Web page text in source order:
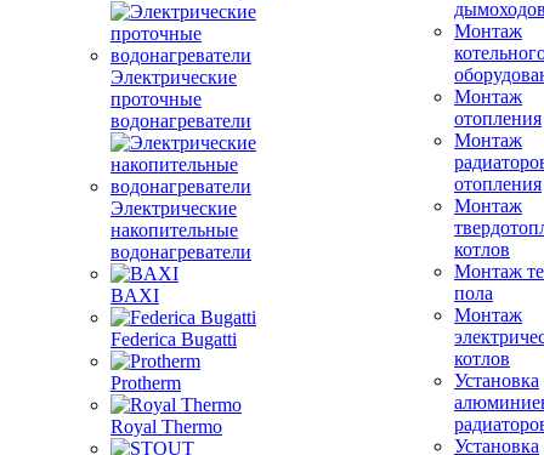
Электрические
проточные
водонагреватели
Электрические
накопительные
водонагреватели
BAXI
Federica Bugatti
Protherm
Royal Thermo
Монтаж
Монтаж
отопления
Монтаж
отопления
Монтаж
котлов
Монтаж
пола
Монтаж
котлов
Установка
Установка